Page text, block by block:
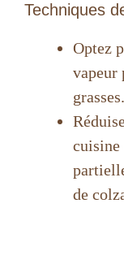
Techniques
Optez
vapeur
grasses.
cuisine
de